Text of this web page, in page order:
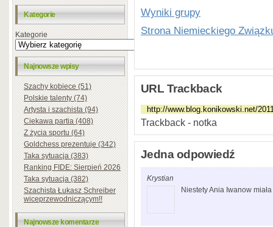
Kategorie
Kategorie
Najnowsze wpisy
Szachy kobiece (51)
Polskie talenty (74)
Artysta i szachista (94)
Ciekawa partia (408)
Z życia sportu (64)
Goldchess prezentuje (342)
Taka sytuacja (383)
Ranking FIDE: Sierpień 2026
Taka sytuacja (382)
Szachista Łukasz Schreiber
wiceprzewodniczącym!!
Najnowsze komentarze
Wyniki grupy
Strona Niemieckiego
URL Trackback
Trackback - notka
Jedna odpowiedź
Krystian
Niestety Ania Iwanow